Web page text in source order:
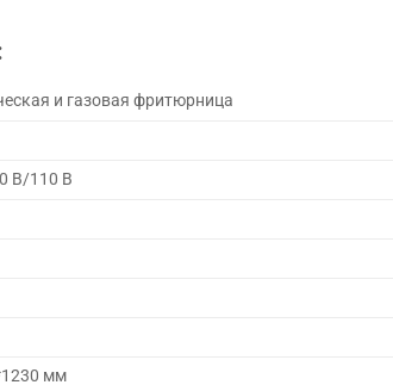
и газовая фритюрница
В/110 В
мм